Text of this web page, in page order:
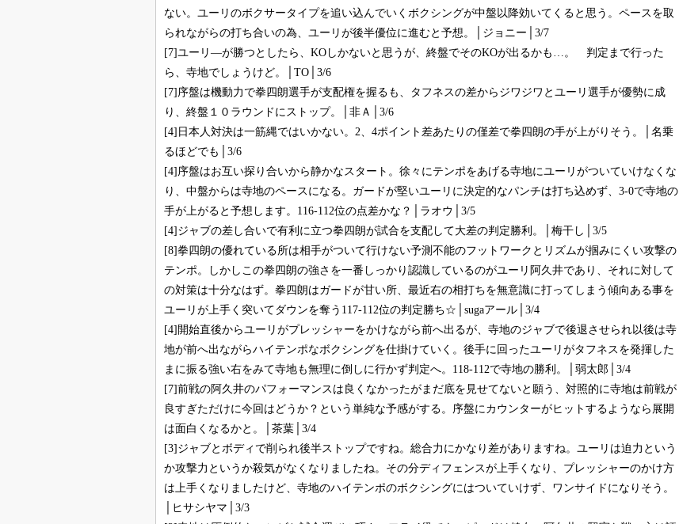
ない。ユーリのボクサータイプを追い込んでいくボクシングが中盤以降効いてくると思う。ペースを取
られながらの打ち合いの為、ユーリが後半優位に進むと予想。│ジョニー│3/7
[7]ユーリ―が勝つとしたら、KOしかないと思うが、終盤でそのKOが出るかも…。 判定まで行った
ら、寺地でしょうけど。│TO│3/6
[7]序盤は機動力で拳四朗選手が支配権を握るも、タフネスの差からジワジワとユーリ選手が優勢に成
り、終盤１０ラウンドにストップ。│非Ａ│3/6
[4]日本人対決は一筋縄ではいかない。2、4ポイント差あたりの僅差で拳四朗の手が上がりそう。│名乗
るほどでも│3/6
[4]序盤はお互い探り合いから静かなスタート。徐々にテンポをあげる寺地にユーリがついていけなくな
り、中盤からは寺地のペースになる。ガードが堅いユーリに決定的なパンチは打ち込めず、3-0で寺地の
手が上がると予想します。116-112位の点差かな？│ラオウ│3/5
[4]ジャブの差し合いで有利に立つ拳四朗が試合を支配して大差の判定勝利。│梅干し│3/5
[8]拳四朗の優れている所は相手がついて行けない予測不能のフットワークとリズムが掴みにくい攻撃の
テンポ。しかしこの拳四朗の強さを一番しっかり認識しているのがユーリ阿久井であり、それに対して
の対策は十分なはず。拳四朗はガードが甘い所、最近右の相打ちを無意識に打ってしまう傾向ある事を
ユーリが上手く突いてダウンを奪う117-112位の判定勝ち☆│sugaアール│3/4
[4]開始直後からユーリがプレッシャーをかけながら前へ出るが、寺地のジャブで後退させられ以後は寺
地が前へ出ながらハイテンポなボクシングを仕掛けていく。後手に回ったユーリがタフネスを発揮した
まに振る強い右をみて寺地も無理に倒しに行かず判定へ。118-112で寺地の勝利。│弱太郎│3/4
[7]前戦の阿久井のパフォーマンスは良くなかったがまだ底を見せてないと願う、対照的に寺地は前戦が
良すぎただけに今回はどうか？という単純な予感がする。序盤にカウンターがヒットするようなら展開
は面白くなるかと。│茶葉│3/4
[3]ジャブとボディで削られ後半ストップですね。総合力にかなり差がありますね。ユーリは迫力という
か攻撃力というか殺気がなくなりましたね。その分ディフェンスが上手くなり、プレッシャーのかけ方
は上手くなりましたけど、寺地のハイテンポのボクシングにはついていけず、ワンサイドになりそう。
│ヒサシヤマ│3/3